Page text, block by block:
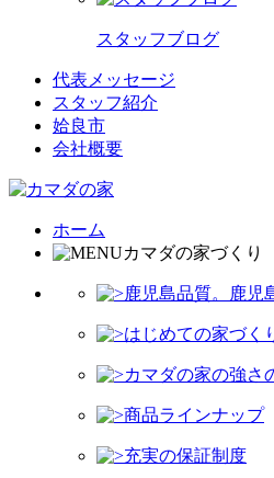
スタッフブログ
代表メッセージ
スタッフ紹介
姶良市
会社概要
ホーム
カマダの家づくり
鹿児島品質。鹿児
はじめての家づく
カマダの家の強さ
商品ラインナップ
充実の保証制度